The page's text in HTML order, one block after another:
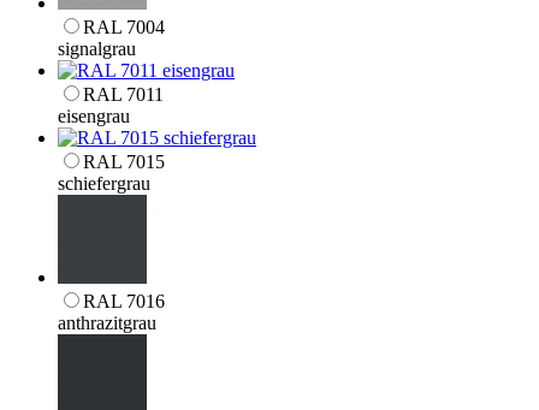
RAL 7004
signalgrau
RAL 7011
eisengrau
RAL 7015
schiefergrau
RAL 7016
anthrazitgrau